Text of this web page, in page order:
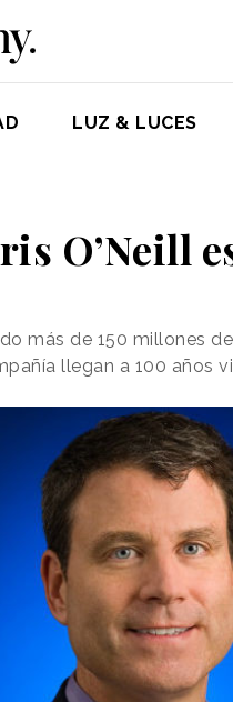
LUZ & LUCES
O’Neill
más de 150 millones
llegan a 100 años